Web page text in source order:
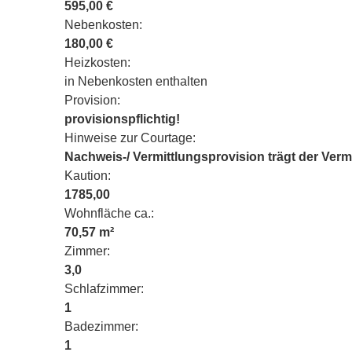
595,00 €
Nebenkosten:
180,00 €
Heizkosten:
in Nebenkosten enthalten
Provision:
provisionspflichtig!
Hinweise zur Courtage:
Nachweis-/ Vermittlungsprovision trägt der
Kaution:
1785,00
Wohnfläche ca.:
70,57 m²
Zimmer:
3,0
Schlafzimmer:
1
Badezimmer:
1